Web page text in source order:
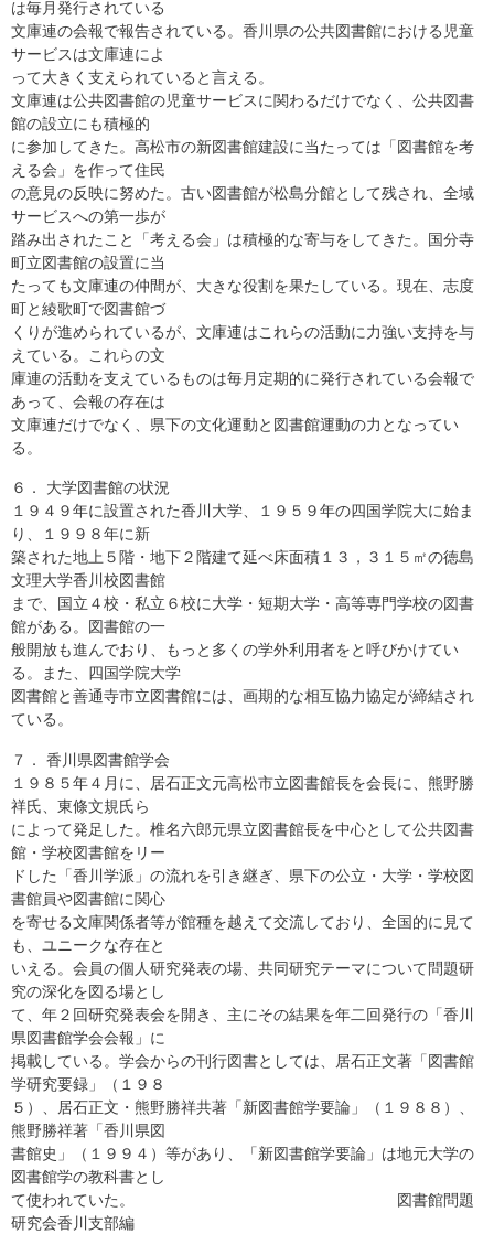
は毎月発行されている
文庫連の会報で報告されている。香川県の公共図書館における児童
サービスは文庫連によ
って大きく支えられていると言える。
文庫連は公共図書館の児童サービスに関わるだけでなく、公共図書
館の設立にも積極的
に参加してきた。高松市の新図書館建設に当たっては「図書館を考
える会」を作って住民
の意見の反映に努めた。古い図書館が松島分館として残され、全域
サービスへの第一歩が
踏み出されたこと「考える会」は積極的な寄与をしてきた。国分寺
町立図書館の設置に当
たっても文庫連の仲間が、大きな役割を果たしている。現在、志度
町と綾歌町で図書館づ
くりが進められているが、文庫連はこれらの活動に力強い支持を与
えている。これらの文
庫連の活動を支えているものは毎月定期的に発行されている会報で
あって、会報の存在は
文庫連だけでなく、県下の文化運動と図書館運動の力となってい
る。
６． 大学図書館の状況
１９４９年に設置された香川大学、１９５９年の四国学院大に始ま
り、１９９８年に新
築された地上５階・地下２階建て延べ床面積１３，３１５㎡の徳島
文理大学香川校図書館
まで、国立４校・私立６校に大学・短期大学・高等専門学校の図書
館がある。図書館の一
般開放も進んでおり、もっと多くの学外利用者をと呼びかけてい
る。また、四国学院大学
図書館と善通寺市立図書館には、画期的な相互協力協定が締結され
ている。
７． 香川県図書館学会
１９８５年４月に、居石正文元高松市立図書館長を会長に、熊野勝
祥氏、東條文規氏ら
によって発足した。椎名六郎元県立図書館長を中心として公共図書
館・学校図書館をリー
ドした「香川学派」の流れを引き継ぎ、県下の公立・大学・学校図
書館員や図書館に関心
を寄せる文庫関係者等が館種を越えて交流しており、全国的に見て
も、ユニークな存在と
いえる。会員の個人研究発表の場、共同研究テーマについて問題研
究の深化を図る場とし
て、年２回研究発表会を開き、主にその結果を年二回発行の「香川
県図書館学会会報」に
掲載している。学会からの刊行図書としては、居石正文著「図書館
学研究要録」（１９８
５）、居石正文・熊野勝祥共著「新図書館学要論」（１９８８）、
熊野勝祥著「香川県図
書館史」（１９９４）等があり、「新図書館学要論」は地元大学の
図書館学の教科書とし
て使われていた。 図書館問題
研究会香川支部編